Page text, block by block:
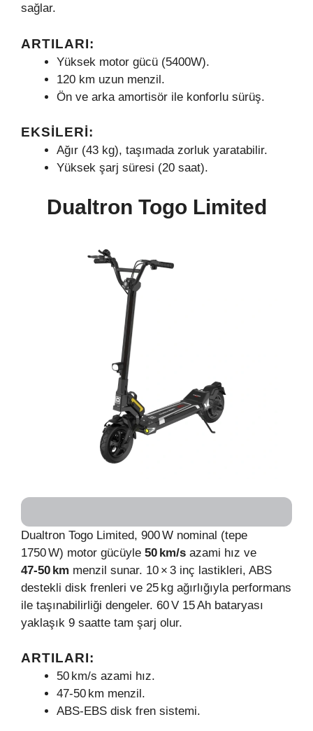
sağlar.
ARTILARI:
Yüksek motor gücü (5400W).
120 km uzun menzil.
Ön ve arka amortisör ile konforlu sürüş.
EKSILERI:
Ağır (43 kg), taşımada zorluk yaratabilir.
Yüksek şarj süresi (20 saat).
Dualtron Togo Limited
Dualtron Togo Limited, 900 W nominal (tepe
1750 W) motor gücüyle 50 km/s azami hız ve
47‑50 km menzil sunar. 10 × 3 inç lastikleri, ABS
destekli disk frenleri ve 25 kg ağırlığıyla performans
ile taşınabilirliği dengeler. 60 V 15 Ah bataryası
yaklaşık 9 saatte tam şarj olur.
ARTILARI:
50 km/s azami hız.
47‑50 km menzil.
ABS‑EBS disk fren sistemi.